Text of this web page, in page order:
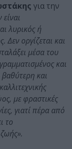
για την
λυρικός ή
Δεν οργίζεται και
μέσα του
και
βαθύτερη και
με φραστικές
γιατί πέρα από
το